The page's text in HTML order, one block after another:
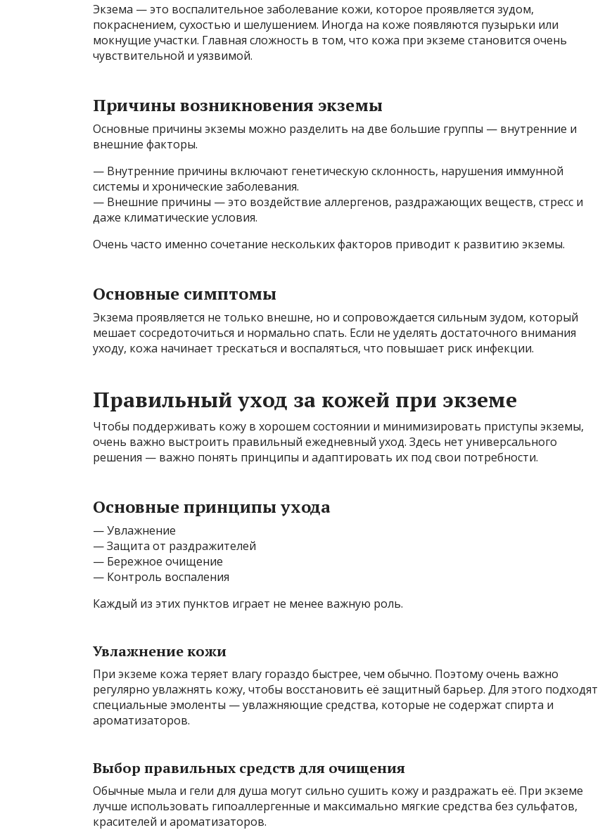
Экзема — это воспалительное заболевание кожи, которое проявляется зудом,
покраснением, сухостью и шелушением. Иногда на коже появляются пузырьки или
мокнущие участки. Главная сложность в том, что кожа при экземе становится очень
чувствительной и уязвимой.
Причины возникновения экземы
Основные причины экземы можно разделить на две большие группы — внутренние и
внешние факторы.
— Внутренние причины включают генетическую склонность, нарушения иммунной
системы и хронические заболевания.
— Внешние причины — это воздействие аллергенов, раздражающих веществ, стресс и
даже климатические условия.
Очень часто именно сочетание нескольких факторов приводит к развитию экземы.
Основные симптомы
Экзема проявляется не только внешне, но и сопровождается сильным зудом, который
мешает сосредоточиться и нормально спать. Если не уделять достаточного внимания
уходу, кожа начинает трескаться и воспаляться, что повышает риск инфекции.
Правильный уход за кожей при экземе
Чтобы поддерживать кожу в хорошем состоянии и минимизировать приступы экземы,
очень важно выстроить правильный ежедневный уход. Здесь нет универсального
решения — важно понять принципы и адаптировать их под свои потребности.
Основные принципы ухода
— Увлажнение
— Защита от раздражителей
— Бережное очищение
— Контроль воспаления
Каждый из этих пунктов играет не менее важную роль.
Увлажнение кожи
При экземе кожа теряет влагу гораздо быстрее, чем обычно. Поэтому очень важно
регулярно увлажнять кожу, чтобы восстановить её защитный барьер. Для этого подходят
специальные эмоленты — увлажняющие средства, которые не содержат спирта и
ароматизаторов.
Выбор правильных средств для очищения
Обычные мыла и гели для душа могут сильно сушить кожу и раздражать её. При экземе
лучше использовать гипоаллергенные и максимально мягкие средства без сульфатов,
красителей и ароматизаторов.